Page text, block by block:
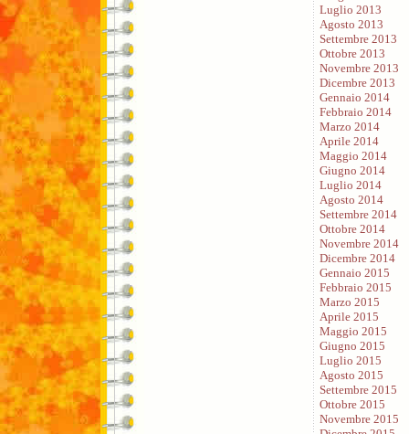
Luglio 2013
Agosto 2013
Settembre 2013
Ottobre 2013
Novembre 2013
Dicembre 2013
Gennaio 2014
Febbraio 2014
Marzo 2014
Aprile 2014
Maggio 2014
Giugno 2014
Luglio 2014
Agosto 2014
Settembre 2014
Ottobre 2014
Novembre 2014
Dicembre 2014
Gennaio 2015
Febbraio 2015
Marzo 2015
Aprile 2015
Maggio 2015
Giugno 2015
Luglio 2015
Agosto 2015
Settembre 2015
Ottobre 2015
Novembre 2015